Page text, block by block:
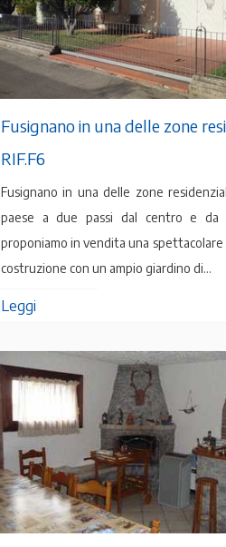
Fusignano in una delle zone
RIF.F6
Fusignano in una delle zone
paese a due passi dal centro e
proponiamo in vendita una spettacolare
costruzione con un ampio giardino di...
Leggi